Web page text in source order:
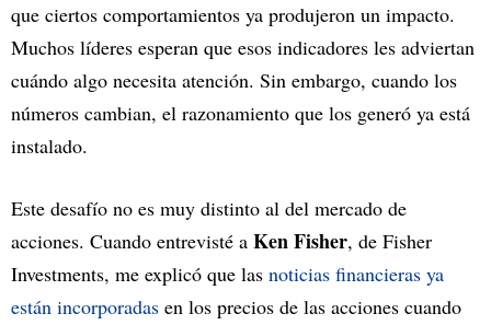
que ciertos comportamientos ya produjeron un impacto.
Muchos líderes esperan que esos indicadores les adviertan
cuándo algo necesita atención. Sin embargo, cuando los
números cambian, el razonamiento que los generó ya está
instalado.
Este desafío no es muy distinto al del mercado de
acciones. Cuando entrevisté a Ken Fisher, de Fisher
Investments, me explicó que las noticias financieras ya
están incorporadas en los precios de las acciones cuando